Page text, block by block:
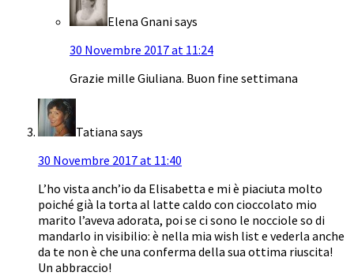
Elena Gnanisays
30 Novembre 2017 at 11:24
Grazie mille Giuliana. Buon fine settimana
Tatiana says
30 Novembre 2017 at 11:40
L’ho vista anch’io da Elisabetta e mi è piaciuta molto
poiché già la torta al latte caldo con cioccolato mio
marito l’aveva adorata, poi se ci sono le nocciole so di
mandarlo in visibilio: è nella mia wish list e vederla anche
da te non è che una conferma della sua ottima riuscita!
Un abbraccio!